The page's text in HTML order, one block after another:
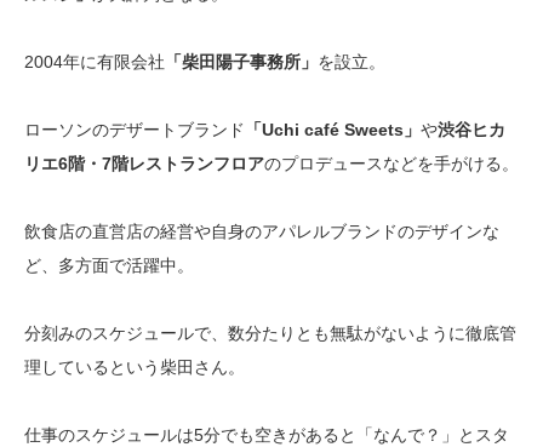
2004年に有限会社 「柴田陽子事務所」 を設立。
ローソンのデザートブランド 「Uchi café Sweets」 や渋谷ヒカ
リエ6階・7階レストランフロアのプロデュースなどを手がける。
飲食店の直営店の経営や自身のアパレルブランドのデザインな
ど、多方面で活躍中。
分刻みのスケジュールで、数分たりとも無駄がないように徹底管
理しているという柴田さん。
仕事のスケジュールは5分でも空きがあると「なんで？」とスタ